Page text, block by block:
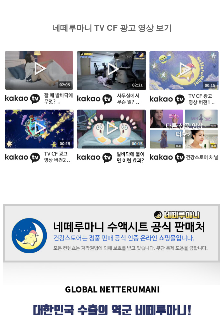
네떼루마니 TV CF 광고 영상 보기